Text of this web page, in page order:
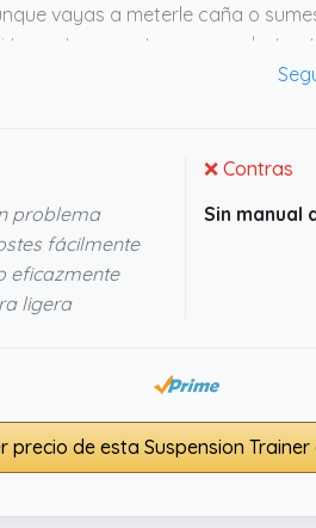
vayas a meterle caña o
te gusta moverte y no quedarte
lo usen ya dice algo, y tener2
problema
fácilmente
eficazmente
ligera
❌ Contras
Sin manual
precio de esta Suspension Trainer